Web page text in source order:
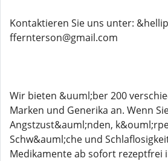
Kontaktieren Sie uns unter:
ffernterson@gmail.com
Wir bieten &uuml;ber 200
Marken und Generika an. Wenn
Angstzust&auml;nden,
Schw&auml;che und
Medikamente ab sofort rezeptfrei